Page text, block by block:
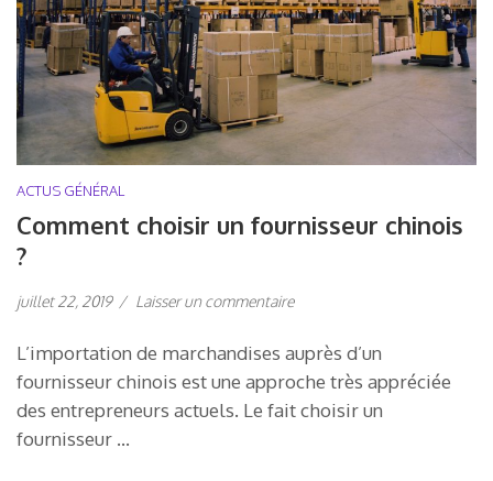
ACTUS GÉNÉRAL
Comment choisir un fournisseur chinois
?
juillet 22, 2019 / Laisser un commentaire
L’importation de marchandises auprès d’un
fournisseur chinois est une approche très appréciée
des entrepreneurs actuels. Le fait choisir un
fournisseur …